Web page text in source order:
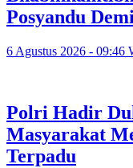
Posyandu
6 Agustus 2026 - 09:46
Polri Hadir
Masyarakat
Terpadu